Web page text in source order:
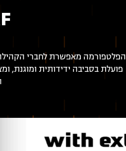
הפלטפורמה מאפשרת לחברי
פועלת בסביבה ידידותית ומוגנת,